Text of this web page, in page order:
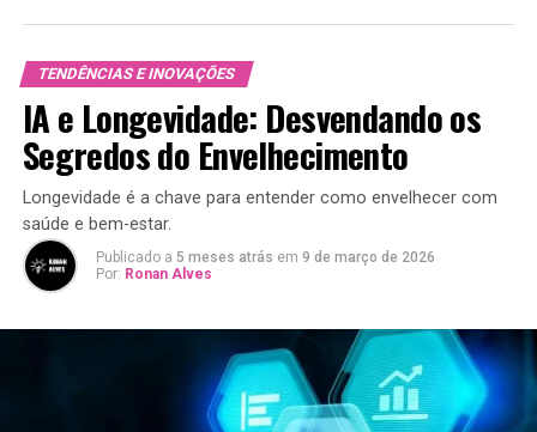
TENDÊNCIAS E INOVAÇÕES
IA e Longevidade: Desvendando os
Segredos do Envelhecimento
Longevidade é a chave para entender como envelhecer com
saúde e bem-estar.
Publicado a 5 meses atrás em 9 de março de 2026
Por: Ronan Alves